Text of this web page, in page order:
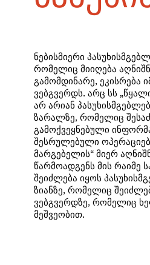
ნებისმიერი
რომელიც მიიღება
გამომდინარე, ეკისრება
ვებგვერდს. არც სს
არ არიან
ზარალზე, რომელიც
გამოქვეყნებული
შესრულებული
მარგებელის“ მიერ
წარმოადგენს მის რაიმე
შეიძლება იყოს
ზიანზე, რომელიც
ვებგვერდზე, რომელიც
მეშვეობით.